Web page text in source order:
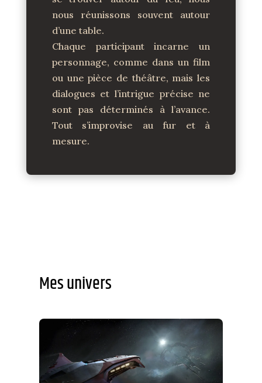
nous réunissons souvent autour
d’une table.
Chaque participant incarne un
personnage, comme dans un film
ou une pièce de théâtre, mais les
dialogues et l’intrigue précise ne
sont pas déterminés à l’avance.
Tout s’improvise au fur et à
mesure.
Mes univers